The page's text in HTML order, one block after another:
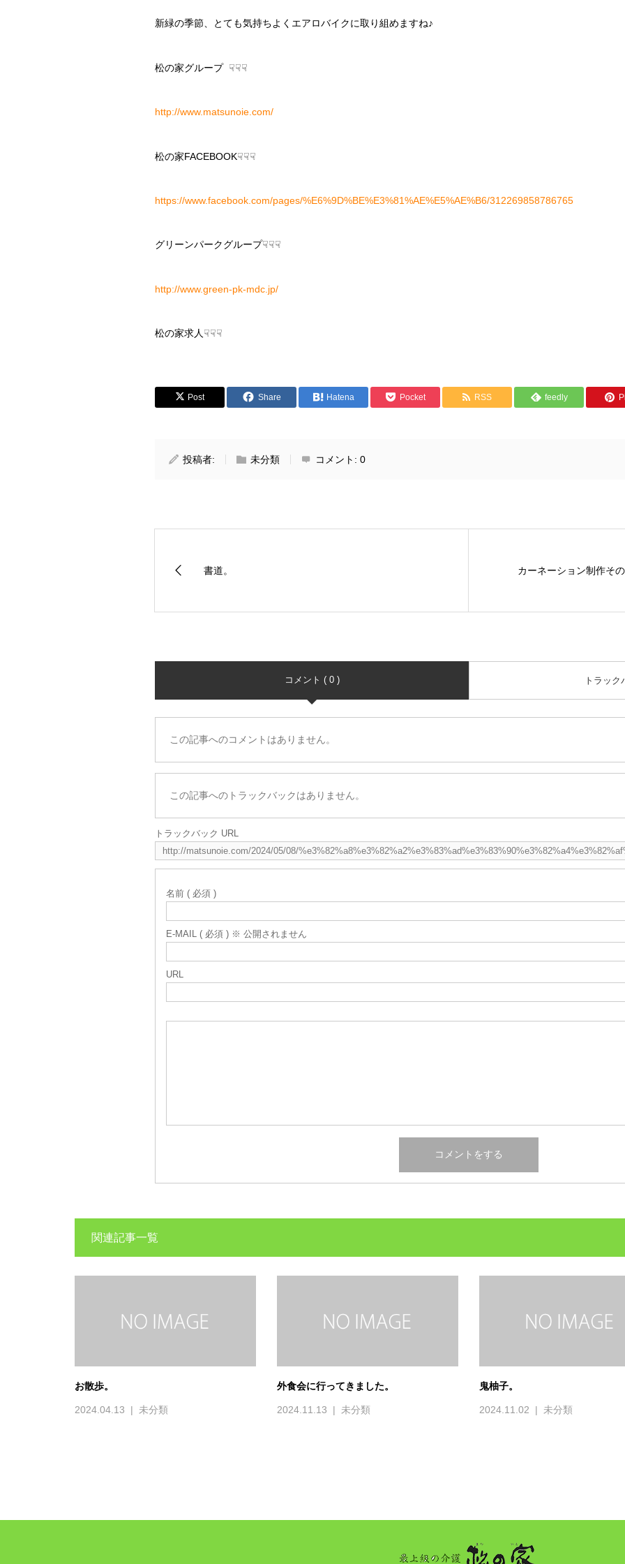
新緑の季節、とても気持ちよくエアロバイクに取り組めますね♪
松の家グループ ☟☟☟
http://www.matsunoie.com/
松の家FACEBOOK☟☟☟
https://www.facebook.com/pages/%E6%9D%BE%E3%81%AE%E5%AE%B6/312269858786765
グリーンパークグループ☟☟☟
http://www.green-pk-mdc.jp/
松の家求人☟☟☟
Post Share Hatena Pocket RSS feedly
投稿者: 未分類 コメント: 0
書道。 カーネーション制作その
コメント ( 0 ) トラック
この記事へのコメントはありません。
この記事へのトラックバックはありません。
トラックバック URL
名前 ( 必須 )
E-MAIL ( 必須 ) ※ 公開されません
URL
関連記事一覧
お散歩。
2024.04.13 未分類
外食会に行ってきました。
2024.11.13 未分類
鬼柚子。
2024.11.02 未分類